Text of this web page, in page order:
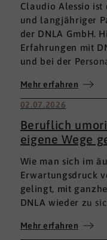
Claudio Alessio
und langjähriger
der DNLA GmbH.
Erfahrungen mit
und bei der
Mehr erfahren
02.07.2026
Beruflich
eigene Wege
Wie man sich im
Erwartungsdruck
gelingt, mit
DNLA wieder zu
Mehr erfahren